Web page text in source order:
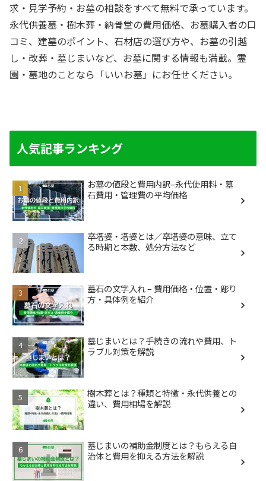
求・見学予約・お墓の相談をすべて無料で承っています。
永代供養墓・樹木葬・納骨堂の費用価格、お墓購入者の口
コミ、建墓のポイント、石材店の選び方や、お墓の引越
し・改葬・墓じまいなど、お墓に関する情報も満載。霊
園・墓地のことなら「いいお墓」にお任せください。
人気記事ランキング
お墓の値段と費用内訳–永代使用料・墓
石費用・管理費の平均価格
卒塔婆・塔婆とは／卒塔婆の意味、立て
る時期と本数、処分方法など
墓石の文字入れ – 費用価格・位置・彫り
方・具体例を紹介
墓じまいとは？手続きの流れや費用、ト
ラブル対策を解説
樹木葬とは？種類と特徴・永代供養との
違い、費用相場を解説
墓じまいの補助金制度とは？もらえる自
治体と費用を抑える方法を解説